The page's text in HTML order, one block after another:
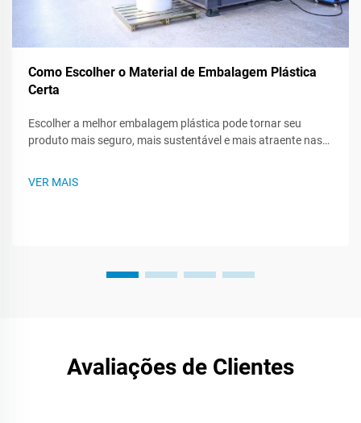
Como Escolher o Material de Embalagem Plástica
Certa
Escolher a melhor embalagem plástica pode tornar seu
produto mais seguro, mais sustentável e mais atraente nas
VER MAIS
Avaliações de Clientes